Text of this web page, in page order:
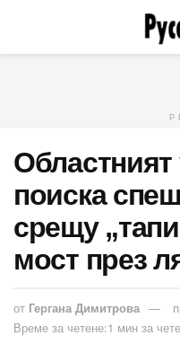
поиска
срещу
мост през
от Гергана Димитрова
Време за четене:1 мин за